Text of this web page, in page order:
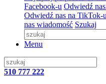
Facebook-u Odwiedź
Odwiedź nas na TikTok-u
nas wiadomość Szukaj
Menu
510 777 222